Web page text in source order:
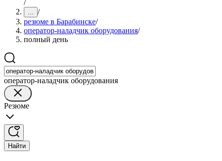
/
... /
резюме в Барабинске/
оператор-наладчик оборудования/
полный день
оператор-наладчик оборудования
Резюме
Найти